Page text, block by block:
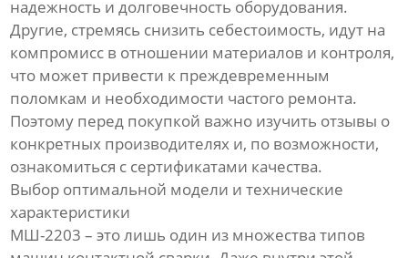
надежность и долговечность оборудования.
Другие, стремясь снизить себестоимость, идут на
компромисс в отношении материалов и контроля,
что может привести к преждевременным
поломкам и необходимости частого ремонта.
Поэтому перед покупкой важно изучить отзывы о
конкретных производителях и, по возможности,
ознакомиться с сертификатами качества.
Выбор оптимальной модели и технические
характеристики
МШ-2203 – это лишь один из множества типов